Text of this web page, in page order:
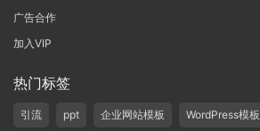
广告合作
加入VIP
热门标签
引流 ppt 企业网站模板 WordPress模板